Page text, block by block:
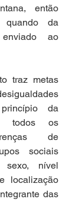
então
quando da
ao
traz metas
da
todos os
de
sociais
sexo, nível
localização
das